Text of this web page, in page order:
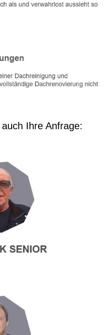
Ihre Anfrage: